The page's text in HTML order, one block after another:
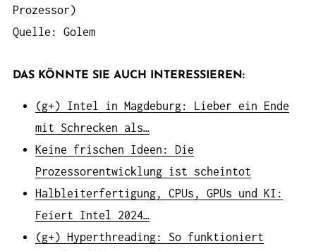
Prozessor)
Quelle: Golem
DAS KÖNNTE SIE AUCH INTERESSIEREN:
(g+) Intel in Magdeburg: Lieber ein Ende
mit Schrecken als…
Keine frischen Ideen: Die
Prozessorentwicklung ist scheintot
Halbleiterfertigung, CPUs, GPUs und KI:
Feiert Intel 2024…
(g+) Hyperthreading: So funktioniert